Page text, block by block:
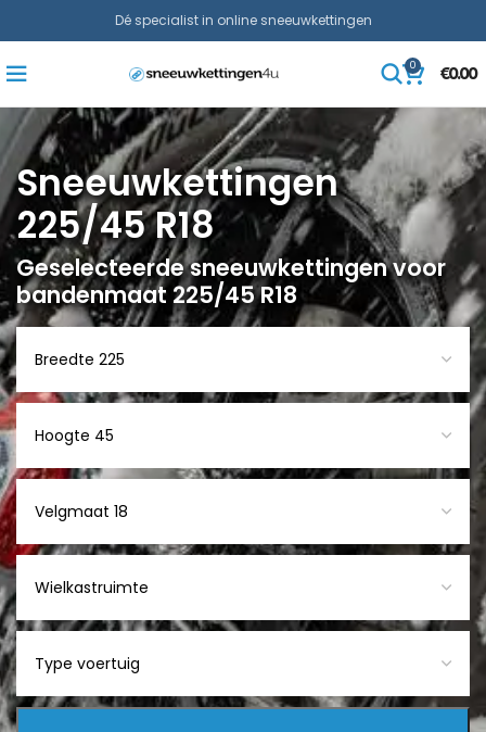
Dé specialist in online sneeuwkettingen
0
€0.00
Sneeuwkettingen
225/45 R18
Geselecteerde sneeuwkettingen voor
bandenmaat 225/45 R18